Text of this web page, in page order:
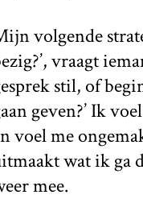
volgende
vraagt
stil, of
geven?’ Ik
voel me
wat ik ga
mee.